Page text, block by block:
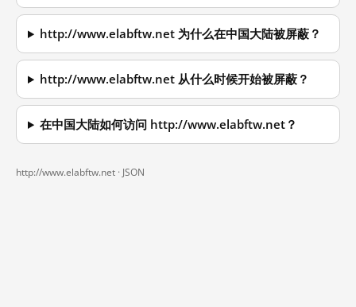
http://www.elabftw.net 为什么在中国大陆被屏蔽？
http://www.elabftw.net 从什么时候开始被屏蔽？
在中国大陆如何访问 http://www.elabftw.net？
http://www.elabftw.net · JSON